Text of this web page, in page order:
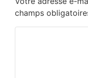
champs